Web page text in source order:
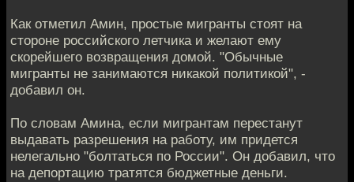
Как отметил Амин, простые мигранты стоят на
стороне российского летчика и желают ему
скорейшего возвращения домой. "Обычные
мигранты не занимаются никакой политикой", -
добавил он.
По словам Амина, если мигрантам перестанут
выдавать разрешения на работу, им придется
нелегально "болтаться по России". Он добавил, что
на депортацию тратятся бюджетные деньги.